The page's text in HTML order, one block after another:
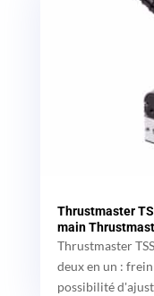
Thrustmaster
main
Thrustmaster
deux en un :
possibilité